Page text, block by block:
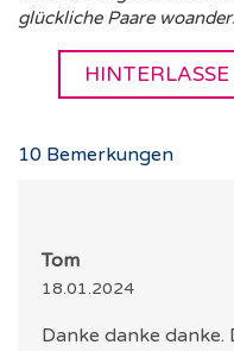
glückliche Paare
10 Bemerkungen
Tom
18.01.2024
Danke danke danke.